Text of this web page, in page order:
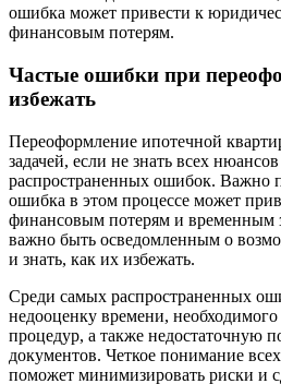
ошибка может привести к
финансовым потерям.
Частые ошибки при
избежать
Переоформление ипотечной
задачей, если не знать всех
распространенных ошибок. Важно
ошибка в этом процессе может
финансовым потерям и временным
важно быть осведомленным о
и знать, как их избежать.
Среди самых распространенных
недооценку времени,
процедур, а также недостаточную
документов. Четкое понимание
поможет минимизировать риски и